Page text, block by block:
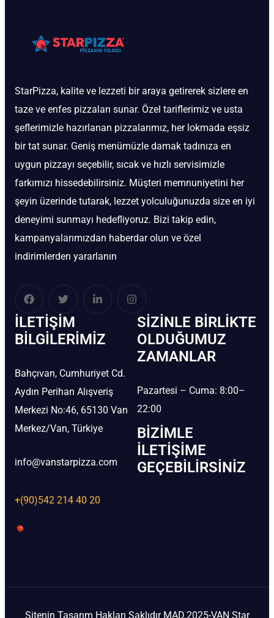
StarPizza, kalite ve lezzeti bir araya getirerek sizlere en
taze ve enfes pizzaları sunar. Özel tariflerimiz ve usta
şeflerimizle hazırlanan pizzalarımız, her lokmada eşsiz
bir tat sunar. Geniş menümüzle damak tadınıza en
uygun pizzayı seçebilir, sıcak ve hızlı servisimizle
farkımızı hissedebilirsiniz. Müşteri memnuniyetini her
şeyin üzerinde tutarak, lezzet yolculuğunuzda size en iyi
deneyimi sunmayı hedefliyoruz. Bizi takip edin,
kampanyalarımızdan haberdar olun ve özel
indirimlerden yararlanın
İLETIŞIM
BİLGILERIMIZ
Bahçıvan, Cumhuriyet Cd.
Aydın Perihan Alışveriş
Merkezi No:46, 65130 Van
Merkez/Van, Türkiye
info@vanstarpizza.com
+(90)542 214 40 20
SIZINLE BIRLIKTE
OLDUĞUMUZ
ZAMANLAR
Pazartesi – Cuma: 8:00–
22:00
BIZIMLE
İLETIŞIME
GEÇEBILIRSINIZ
Sitenin Tasarım Hakları Saklıdır MAD.2025-VAN Star